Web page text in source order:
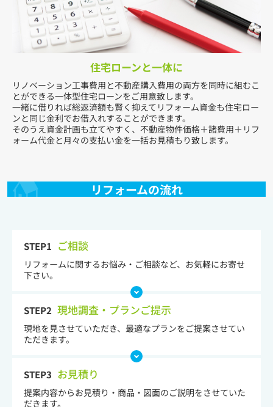
住宅ローンと一体に
リノベーション工事費用と不動産購入費用の両方を同時に組むこ
とができる一体型住宅ローンをご用意致します。
一緒に借りれば総返済額も賢く抑えてリフォーム資金も住宅ロー
ンと同じ金利でお借入れすることができます。
そのうえ資金計画も立てやすく、不動産物件価格＋諸費用＋リフ
ォーム代金と月々の支払い金を一括お見積もり致します。
リフォームの流れ
STEP1 ご相談
リフォームに関するお悩み・ご相談など、お気軽にお寄せ
下さい。
STEP2 現地調査・プランご提示
現地を見させていただき、最適なプランをご提案させてい
ただきます。
STEP3 お見積り
提案内容からお見積り・商品・図面のご説明をさせていた
だきます。